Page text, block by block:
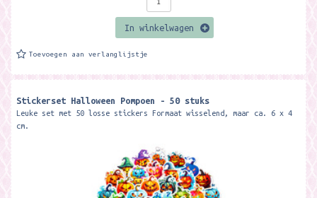
In winkelwagen
Toevoegen aan verlanglijstje
Stickerset Halloween Pompoen - 50 stuks
Leuke set met 50 losse stickers Formaat wisselend, maar ca. 6 x 4
cm.